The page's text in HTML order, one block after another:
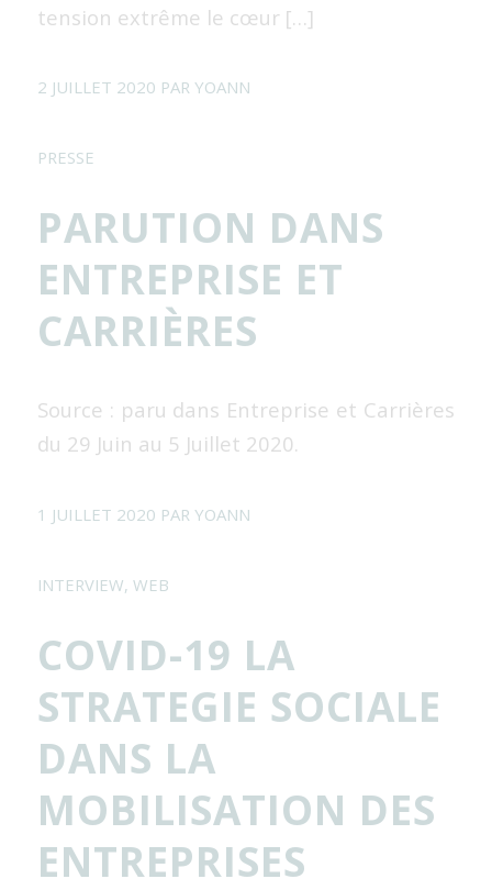
tension extrême le cœur […]
2 JUILLET 2020 PAR YOANN
PRESSE
PARUTION DANS
ENTREPRISE ET
CARRIÈRES
Source : paru dans Entreprise et Carrières
du 29 Juin au 5 Juillet 2020.
1 JUILLET 2020 PAR YOANN
INTERVIEW, WEB
COVID-19 LA
STRATEGIE SOCIALE
DANS LA
MOBILISATION DES
ENTREPRISES